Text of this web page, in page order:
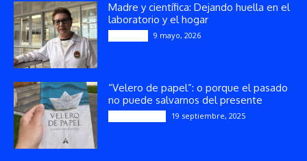
Madre y científica: Dejando huella en el
laboratorio y el hogar
9 mayo, 2026
“Velero de papel”: o porque el pasado
no puede salvarnos del presente
19 septiembre, 2025